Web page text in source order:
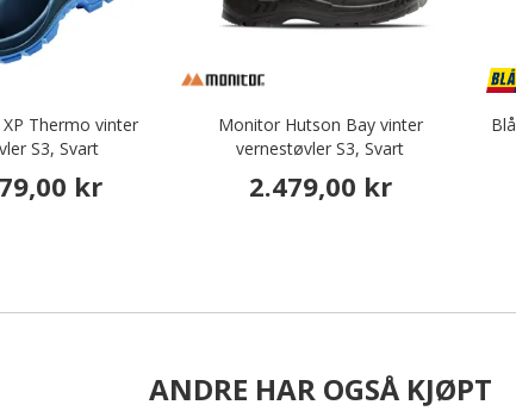
Thermo vinter
S3, Svart
kr
Monitor Hutson Bay vinter
vernestøvler S3, Svart
2.479,00 kr
ANDRE HAR OGSÅ KJØPT